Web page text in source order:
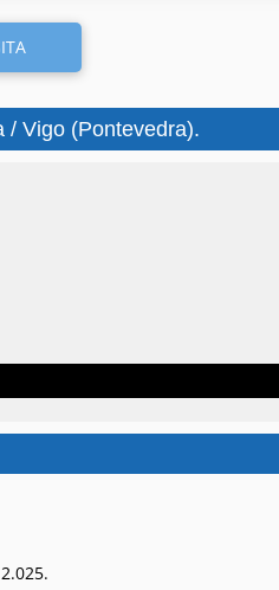
Vigo (Pontevedra).